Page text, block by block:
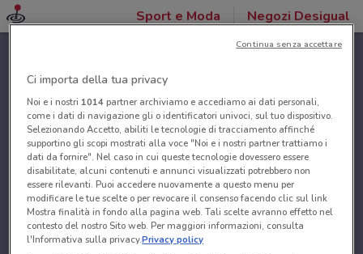
Sport e Moda Negozi Desigual
Ci importa della tua privacy
Noi e i nostri 1014partner archiviamo e accediamo ai dati personali,
come i dati di navigazione gli o identificatori univoci, sul tuo dispositivo.
Selezionando Accetto, abiliti le tecnologie di tracciamento affinché
supportino gli scopi mostrati alla voce "Noi e i nostri partner trattiamo i
dati da fornire". Nel caso in cui queste tecnologie dovessero essere
disabilitate, alcuni contenuti e annunci visualizzati potrebbero non
essere rilevanti. Puoi accedere nuovamente a questo menu per
modificare le tue scelte o per revocare il consenso facendo clic sul link
Mostra finalità in fondo alla pagina web. Tali scelte avranno effetto nel
contesto del nostro Sito web. Per maggiori informazioni, consulta
l'Informativa sulla privacy.Privacy policy
Continua senza accettare